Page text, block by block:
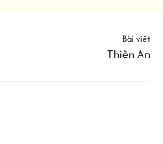
Bài viết
Thiên An